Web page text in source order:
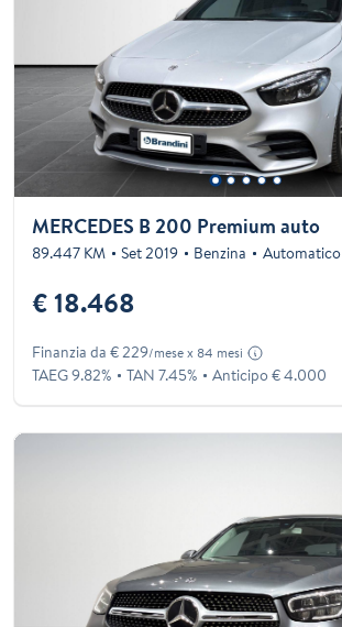
MERCEDES B 200 Premium auto
89.447 KM Set 2019 Benzina Automatico
€ 18.468
Finanzia da € 229/mese x 84 mesi
TAEG 9.82% TAN 7.45% Anticipo € 4.000